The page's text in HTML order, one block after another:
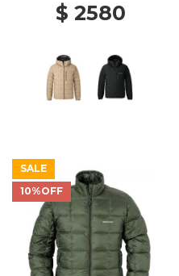
$ 2580
SALE
10%OFF